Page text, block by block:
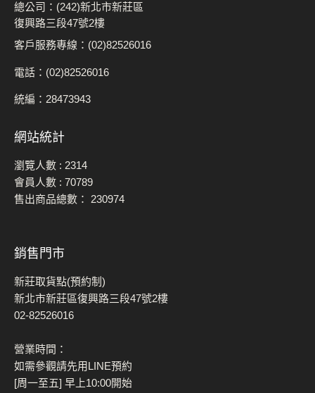
總公司：(242)新北市新莊區
復興路三段47號2樓
客戶服務專線：(02)82526016
電話：(02)82526016
統編：28473943
網站統計
瀏覽人數 : 2314
會員人數 : 70789
售出商品總數： 230974
銷售門市
新莊取貨點(預約制)
新北市新莊區復興路三段47號2樓
02-82526016
營業時間：
如需參觀請先用LINE預約
[周一至五] 早上10:00開始